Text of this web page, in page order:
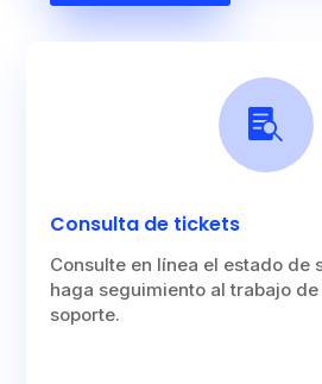

Consulta de tickets
Consulte en línea el estado de
haga seguimiento al trabajo
soporte.